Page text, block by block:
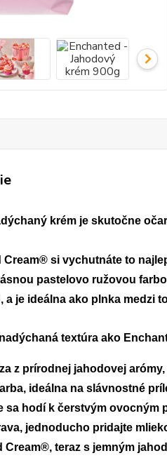
krém je skutočne
si vychutnáte to
pastelovo ružovou
je ideálna ako plnka medzi
textúra ako
z prírodnej jahodovej
ideálna na slávnostné
sa hodí k čerstvým
jednoducho pridajte
Cream®, teraz s jemným